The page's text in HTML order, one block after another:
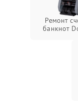
Ремонт
банкнот